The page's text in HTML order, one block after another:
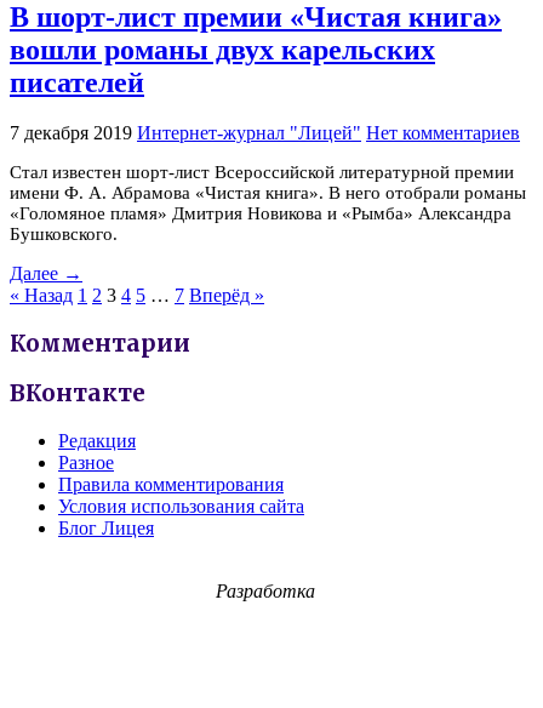
В шорт-лист премии «Чистая книга»
вошли романы двух карельских
писателей
7 декабря 2019 Интернет-журнал "Лицей" Нет комментариев
Стал известен шорт-лист Всероссийской литературной премии
имени Ф. А. Абрамова «Чистая книга». В него отобрали романы
«Голомяное пламя» Дмитрия Новикова и «Рымба» Александра
Бушковского.
Далее →
« Назад 1 2 3 4 5 … 7 Вперёд »
Комментарии
ВКонтакте
Редакция
Разное
Правила комментирования
Условия использования сайта
Блог Лицея
Разработка